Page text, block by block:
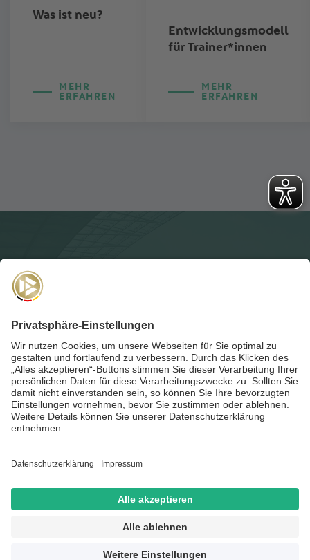
Was ist neu?
MEHR
ERFAHREN
Entwicklungsmodell
für Trainer*innen
MEHR
ERFAHREN
Für dieAkademie-Postanmelden und auf dem Laufenden
bleiben!